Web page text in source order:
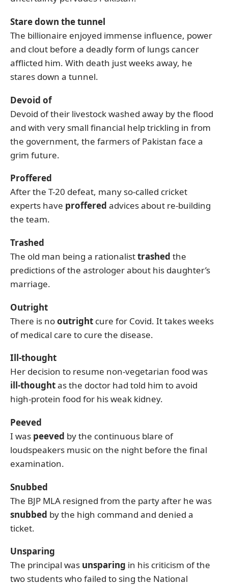
Stare down the tunnel
The billionaire enjoyed immense influence, power
and clout before a deadly form of lungs cancer
afflicted him. With death just weeks away, he
stares down a tunnel.
Devoid of
Devoid of their livestock washed away by the flood
and with very small financial help trickling in from
the government, the farmers of Pakistan face a
grim future.
Proffered
After the T-20 defeat, many so-called cricket
experts have proffered advices about re-building
the team.
Trashed
The old man being a rationalisttrashed the
predictions of the astrologer about his daughter’s
marriage.
Outright
There is nooutright cure for Covid. It takes weeks
of medical care to cure the disease.
Ill-thought
Her decision to resume non-vegetarian food was
ill-thoughtas the doctor had told him to avoid
high-protein food for his weak kidney.
Peeved
I was peeved by the continuous blare of
loudspeakers music on the night before the final
examination.
Snubbed
The BJP MLA resigned from the party after he was
snubbed by the high command and denied a
ticket.
Unsparing
The principal was unsparing in his criticism of the
two students who failed to sing the National